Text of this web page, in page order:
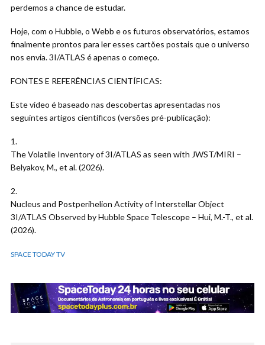
perdemos a chance de estudar.
Hoje, com o Hubble, o Webb e os futuros observatórios, estamos
finalmente prontos para ler esses cartões postais que o universo
nos envia. 3I/ATLAS é apenas o começo.
FONTES E REFERÊNCIAS CIENTÍFICAS:
Este vídeo é baseado nas descobertas apresentadas nos
seguintes artigos científicos (versões pré-publicação):
1.
The Volatile Inventory of 3I/ATLAS as seen with JWST/MIRI –
Belyakov, M., et al. (2026).
2.
Nucleus and Postperihelion Activity of Interstellar Object
3I/ATLAS Observed by Hubble Space Telescope – Hui, M.-T., et al.
(2026).
SPACE TODAY TV